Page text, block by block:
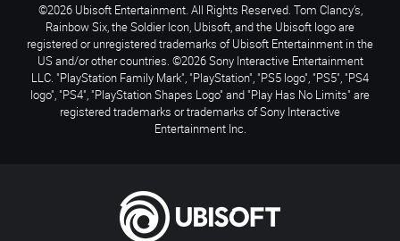
©2026 Ubisoft Entertainment. All Rights Reserved. Tom Clancy’s,
Rainbow Six, the Soldier Icon, Ubisoft, and the Ubisoft logo are
registered or unregistered trademarks of Ubisoft Entertainment in the
US and/or other countries. ©2026 Sony Interactive Entertainment
LLC. "PlayStation Family Mark", "PlayStation", "PS5 logo", "PS5", "PS4
logo", "PS4", "PlayStation Shapes Logo" and "Play Has No Limits" are
registered trademarks or trademarks of Sony Interactive
Entertainment Inc.